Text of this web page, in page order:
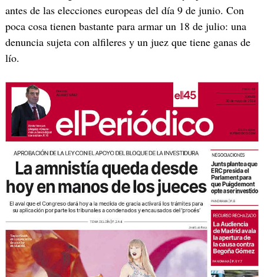
antes de las elecciones europeas del día 9 de junio. Con
poca cosa tienen bastante para armar un 18 de julio: una
denuncia sujeta con alfileres y un juez que tiene ganas de
lío.